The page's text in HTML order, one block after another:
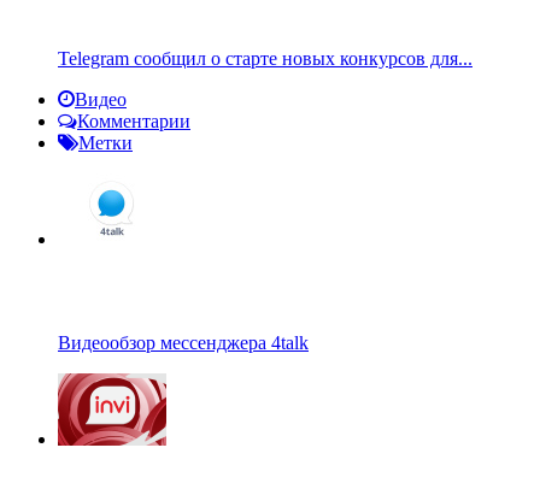
Telegram сообщил о старте новых конкурсов для...
Видео
Комментарии
Метки
Видеообзор мессенджера 4talk